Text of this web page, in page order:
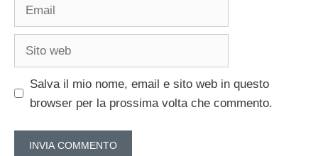
Sito
Salva il mio nome, email e sito web in questo
browser per la prossima volta che commento.